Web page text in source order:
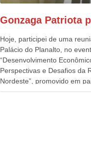
Hoje, participei de uma
Palácio do Planalto, no
“Desenvolvimento
Perspectivas e Desafios da
Nordeste”, promovido em
o Consórcio Nordeste. Na